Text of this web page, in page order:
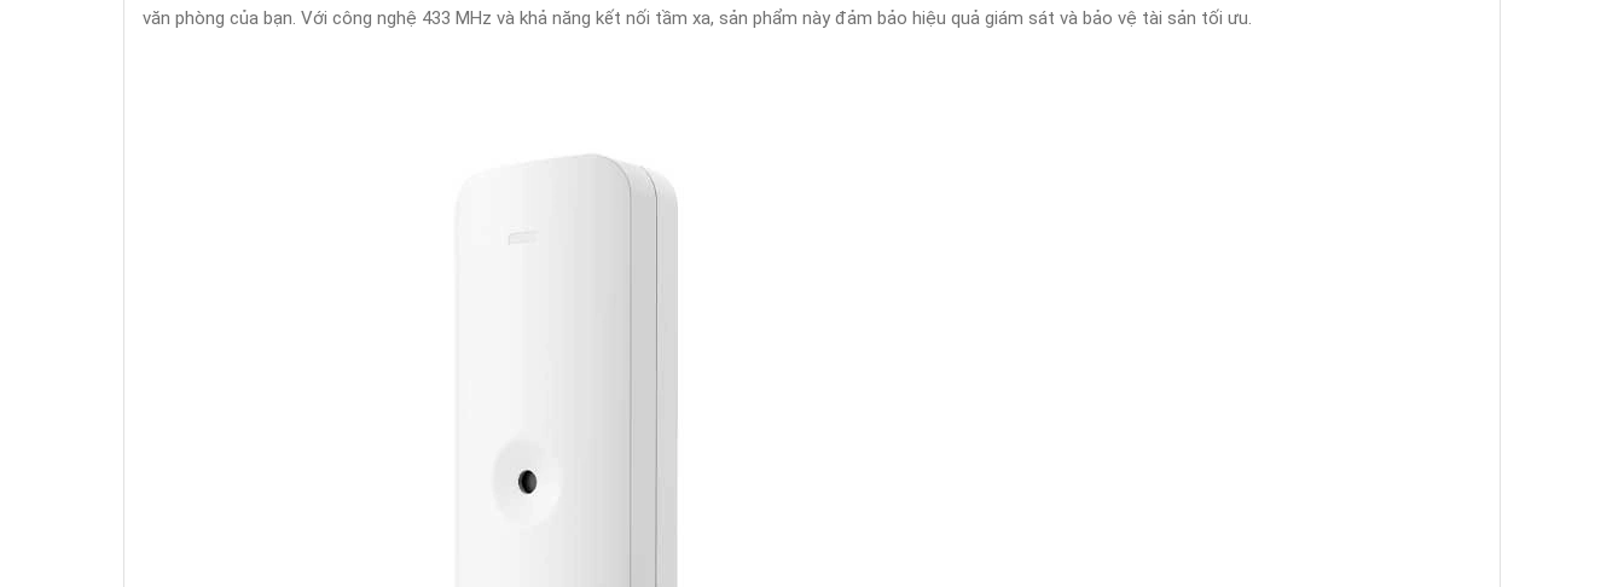
HUAWEI
văn phòng của bạn. Với công nghệ 433 MHz và khả năng kết nối tầm xa, sản phẩm này đảm bảo hiệu quả giám sát và bảo vệ tài sản tối ưu.